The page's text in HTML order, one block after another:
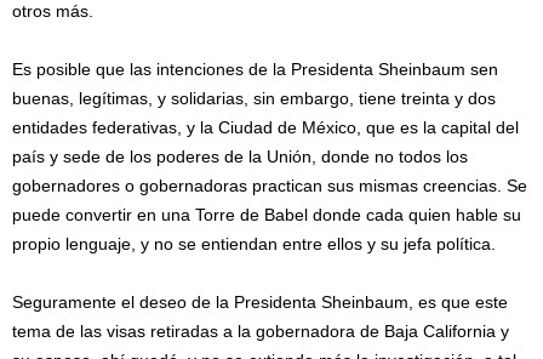
otros más.
Es posible que las intenciones de la Presidenta Sheinbaum sen
buenas, legítimas, y solidarias, sin embargo, tiene treinta y dos
entidades federativas, y la Ciudad de México, que es la capital del
país y sede de los poderes de la Unión, donde no todos los
gobernadores o gobernadoras practican sus mismas creencias. Se
puede convertir en una Torre de Babel donde cada quien hable su
propio lenguaje, y no se entiendan entre ellos y su jefa política.
Seguramente el deseo de la Presidenta Sheinbaum, es que este
tema de las visas retiradas a la gobernadora de Baja California y